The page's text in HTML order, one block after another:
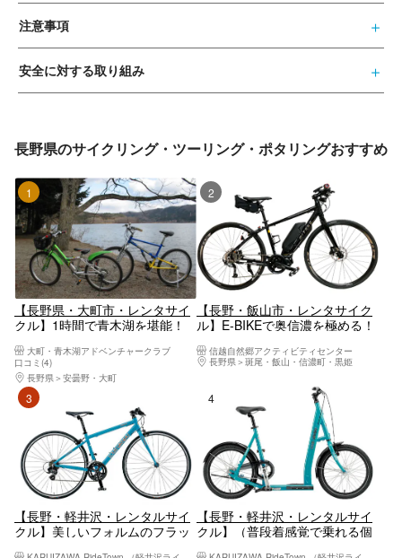
注意事項
安全に対する取り組み
長野県のサイクリング・ツーリング・ポタリングおすすめ
1位
【長野県・大町市・レンタサイ
クル】1時間で青木湖を堪能！
ラン大町・青木湖アドベンチャークラブ
口コミ(4)
長野県
安曇野・大町
2位
【長野・飯山市・レンタサイク
ル】E-BIKEで奥信濃を極める！
スバイク
信越自然郷アクティビティセンター
長野県
斑尾・飯山・信濃町・黒姫
【長野・軽井沢・レンタルサイ
クル】美しいフォルムのフラッ
【長野・軽井沢・レンタルサイ
クル】（普段着感覚で乗れる個